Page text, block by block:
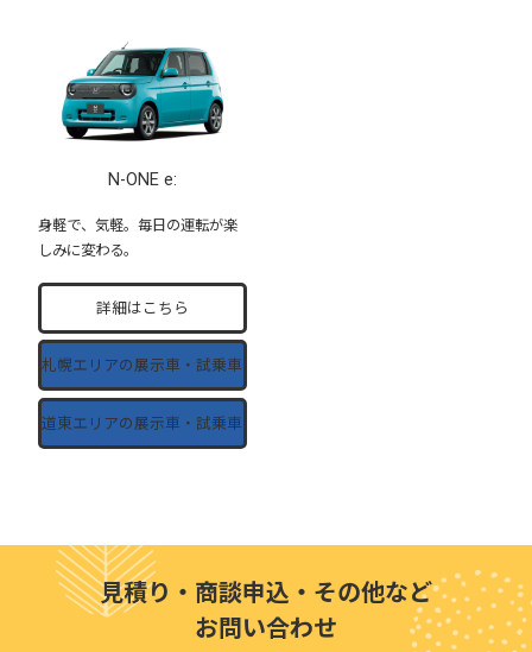
N-ONE e:
身軽で、気軽。毎日の運転が楽
しみに変わる。
詳細はこちら
札幌エリアの展示車・試乗車
道東エリアの展示車・試乗車
見積り・商談申込・その他など
お問い合わせ